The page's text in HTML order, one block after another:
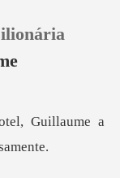
0
Guillaume a